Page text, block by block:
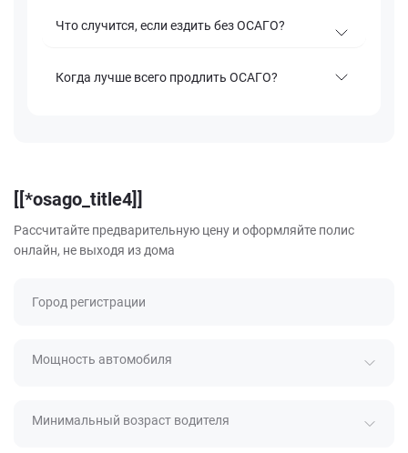
Что случится, если ездить без ОСАГО?
Когда лучше всего продлить ОСАГО?
[[*osago_title4]]
Рассчитайте предварительную цену и оформляйте полис
онлайн, не выходя из дома
Город регистрации
Мощность автомобиля
Минимальный возраст водителя